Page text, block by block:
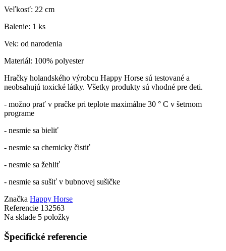
Veľkosť: 22 cm
Balenie: 1 ks
Vek: od narodenia
Materiál: 100% polyester
Hračky holandského výrobcu Happy Horse sú testované a
neobsahujú toxické látky. Všetky produkty sú vhodné pre deti.
- možno prať v pračke pri teplote maximálne 30 ° C v šetrnom
programe
- nesmie sa bieliť
- nesmie sa chemicky čistiť
- nesmie sa žehliť
- nesmie sa sušiť v bubnovej sušičke
Značka Happy Horse
Referencie 132563
Na sklade 5 položky
Špecifické referencie